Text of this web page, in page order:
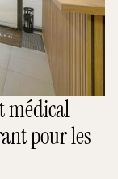
médical
pour les